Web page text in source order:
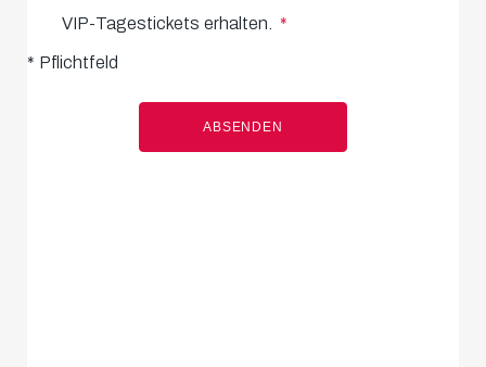
VIP-Tagestickets erhalten.
* Pflichtfeld
ABSENDEN